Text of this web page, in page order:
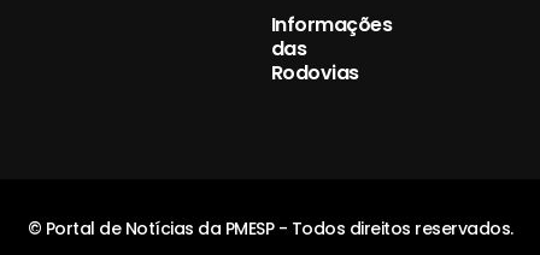
Informações
das
Rodovias
© Portal de Notícias da PMESP - Todos direitos reservados.